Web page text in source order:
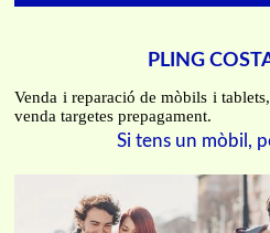
PLING
Venda i reparació de mòbils i
venda targetes prepagament.
Si tens un mòbil,